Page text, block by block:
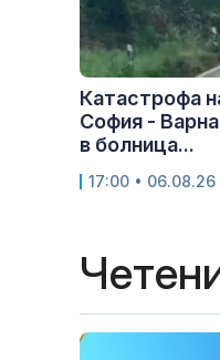
Катастрофа
София -
в болница...
17:00 • 06.08.26